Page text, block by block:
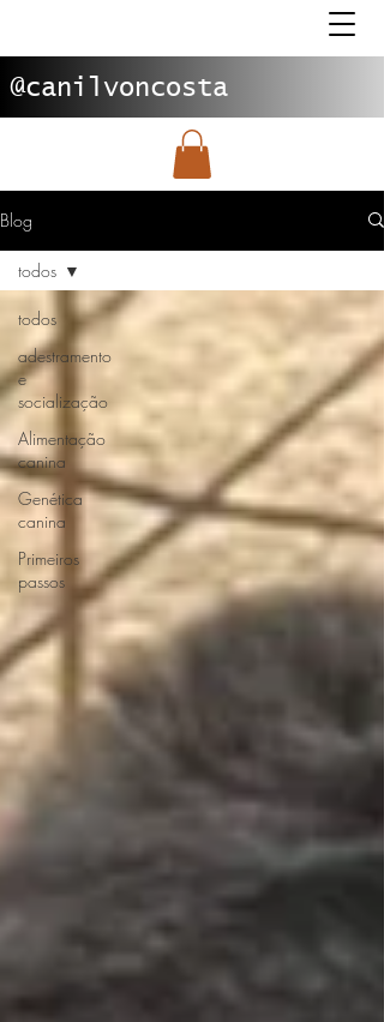
@canilvoncosta
Blog
todos
adestramento
e
socialização
Alimentação
canina
Genética
canina
Primeiros
passos
todos